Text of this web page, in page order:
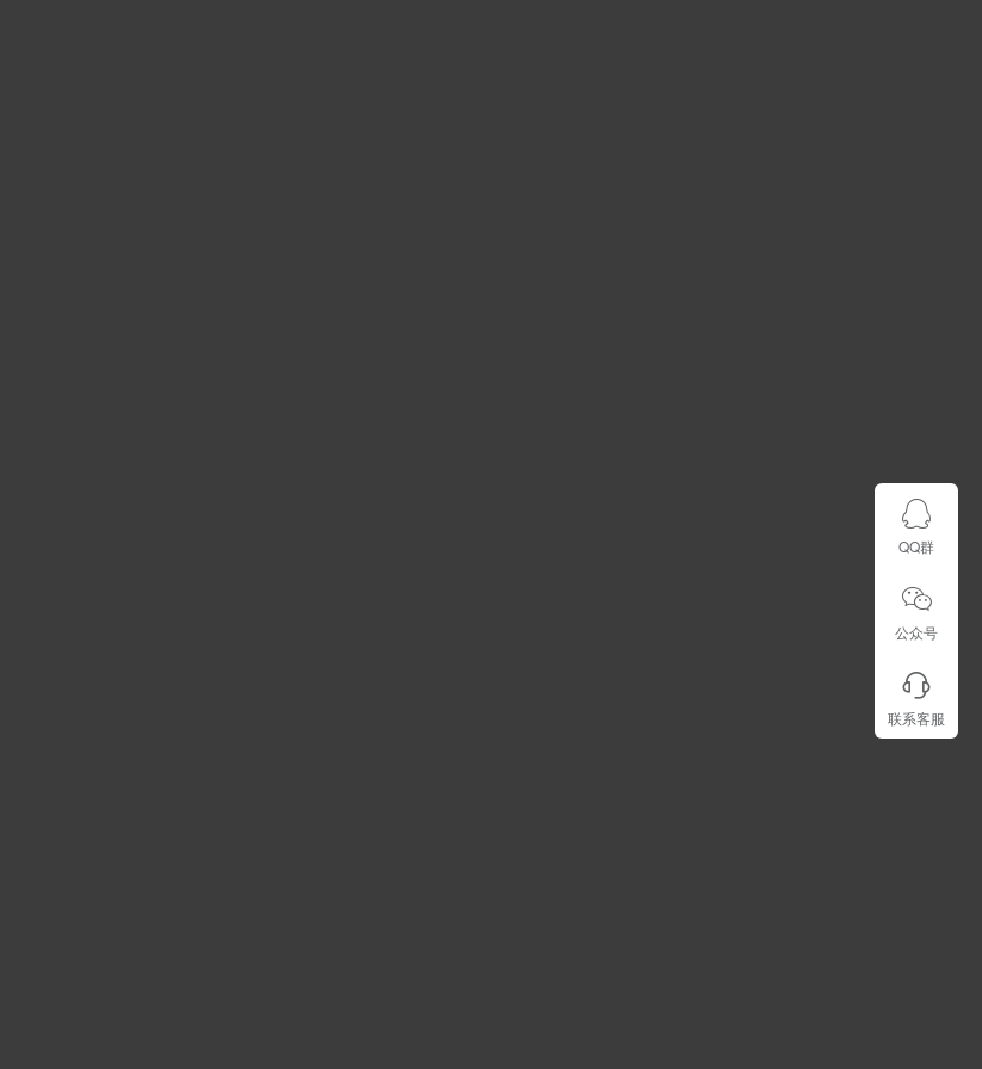
QQ群
公众号
联系客服